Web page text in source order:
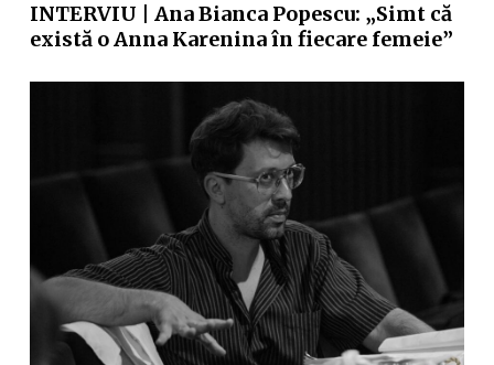
INTERVIU | Ana Bianca Popescu: „Simt că
există o Anna Karenina în fiecare femeie”